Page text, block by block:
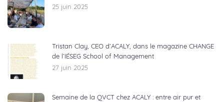
25 juin 2025
Tristan Clay, CEO d’ACALY, dans le magazine CHANGE
de l’IÉSEG School of Management
27 juin 2025
Semaine de la QVCT chez ACALY : entre air pur et